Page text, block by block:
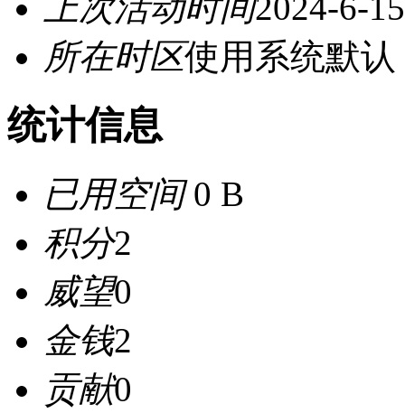
所在时区使用系统默认
统计信息
已用空间0 B
积分2
威望0
金钱2
贡献0